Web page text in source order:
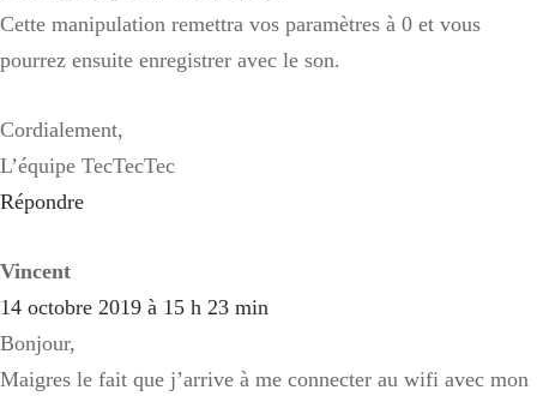
Cette manipulation remettra vos paramètres à 0 et vous
pourrez ensuite enregistrer avec le son.
Cordialement,
L’équipe TecTecTec
Répondre
Vincent
14 octobre 2019 à 15 h 23 min
Bonjour,
Maigres le fait que j’arrive à me connecter au wifi avec mon